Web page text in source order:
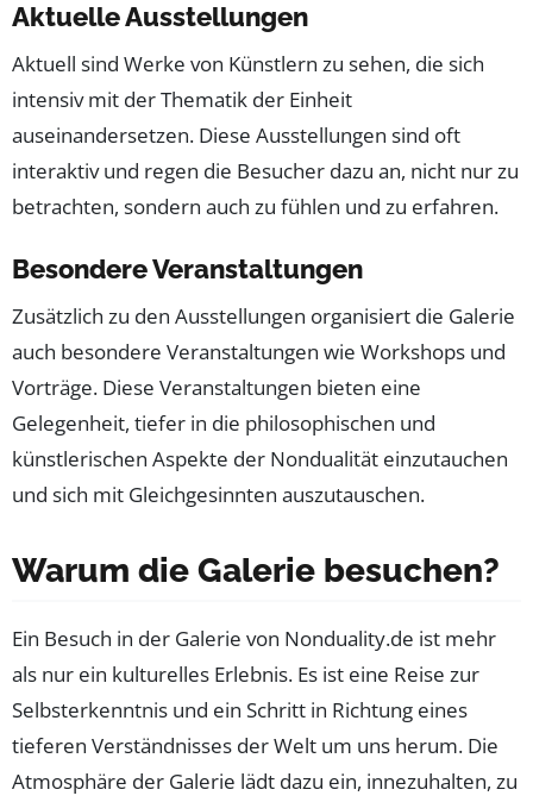
Aktuelle Ausstellungen
Aktuell sind Werke von Künstlern zu sehen, die sich
intensiv mit der Thematik der Einheit
auseinandersetzen. Diese Ausstellungen sind oft
interaktiv und regen die Besucher dazu an, nicht nur zu
betrachten, sondern auch zu fühlen und zu erfahren.
Besondere Veranstaltungen
Zusätzlich zu den Ausstellungen organisiert die Galerie
auch besondere Veranstaltungen wie Workshops und
Vorträge. Diese Veranstaltungen bieten eine
Gelegenheit, tiefer in die philosophischen und
künstlerischen Aspekte der Nondualität einzutauchen
und sich mit Gleichgesinnten auszutauschen.
Warum die Galerie besuchen?
Ein Besuch in der Galerie von Nonduality.de ist mehr
als nur ein kulturelles Erlebnis. Es ist eine Reise zur
Selbsterkenntnis und ein Schritt in Richtung eines
tieferen Verständnisses der Welt um uns herum. Die
Atmosphäre der Galerie lädt dazu ein, innezuhalten, zu